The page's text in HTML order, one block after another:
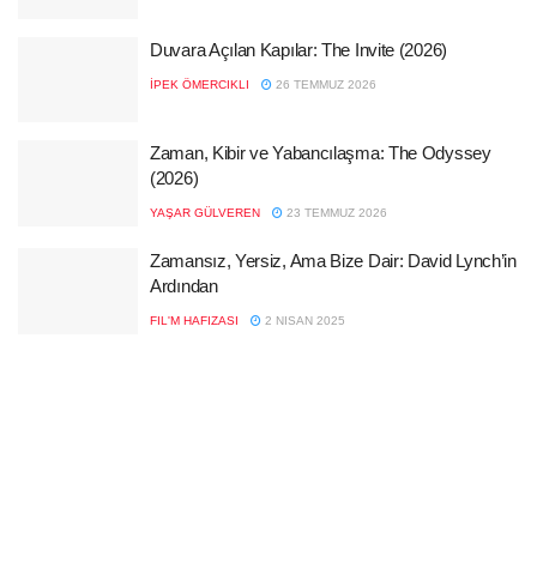
Duvara Açılan Kapılar: The Invite (2026)
İPEK ÖMERCIKLI 26 TEMMUZ 2026
Zaman, Kibir ve Yabancılaşma: The Odyssey
(2026)
YAŞAR GÜLVEREN 23 TEMMUZ 2026
Zamansız, Yersiz, Ama Bize Dair: David Lynch’in
Ardından
FIL'M HAFIZASI 2 NISAN 2025